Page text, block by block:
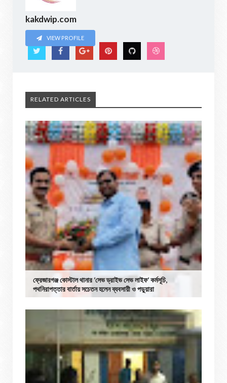
kakdwip.com
VIEW PROFILE
RELATED ARTICLES
ফ্রেজারগঞ্জ কোস্টাল থানার ‘সেভ ড্রাইভ সেভ লাইফ’ কর্মসূচি,
পথনিরাপত্তার বার্তায় সচেতন হলেন ব্যবসায়ী ও পড়ুয়ারা